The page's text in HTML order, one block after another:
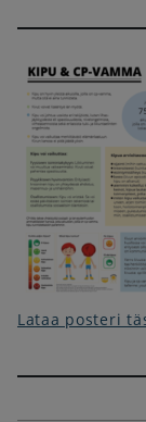
Lataa posteri